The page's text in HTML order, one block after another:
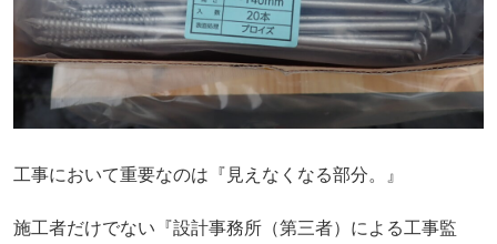
工事において重要なのは『見えなくなる部分。』
施工者だけでない『設計事務所（第三者）による工事監